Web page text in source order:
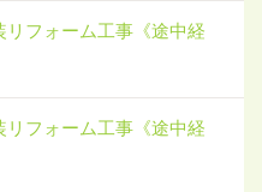
リフォーム工事《途中経
リフォーム工事《途中経